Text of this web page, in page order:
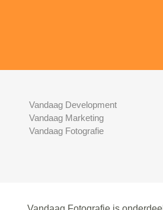
Vandaag Development
Vandaag Marketing
Vandaag Fotografie